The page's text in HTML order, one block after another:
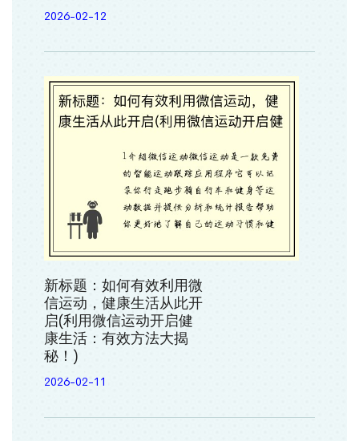
2026-02-12
新标题：如何有效利用微
信运动，健康生活从此开
启(利用微信运动开启健
康生活：有效方法大揭
秘！)
2026-02-11